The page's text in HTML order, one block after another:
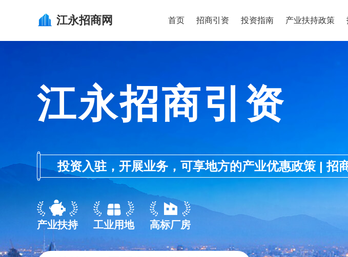
江永招商网 首页 招商引资 投资指南 产业扶持政策
江永招商引资
投资入驻，开展业务，可享地方的产业优惠政策 | 招
产业扶持 工业用地 高标厂房